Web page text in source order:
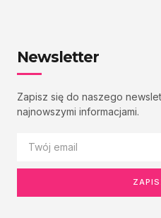
Newsletter
Zapisz się do naszego
najnowszymi informacjami.